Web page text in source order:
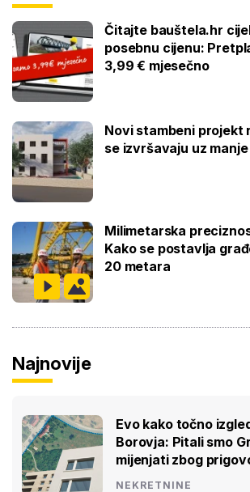
Čitajte bauštela.hr
posebnu cijenu:
3,99 € mjesečno
Novi stambeni projekt
se izvršavaju uz
Milimetarska
Kako se postavlja
20 metara
Najnovije
Evo kako točno
Borovja: Pitali smo
mijenjati zbog
NEKRETNINE